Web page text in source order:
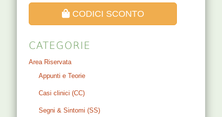
CODICI SCONTO
CATEGORIE
Area Riservata
Appunti e Teorie
Casi clinici (CC)
Segni & Sintomi (SS)